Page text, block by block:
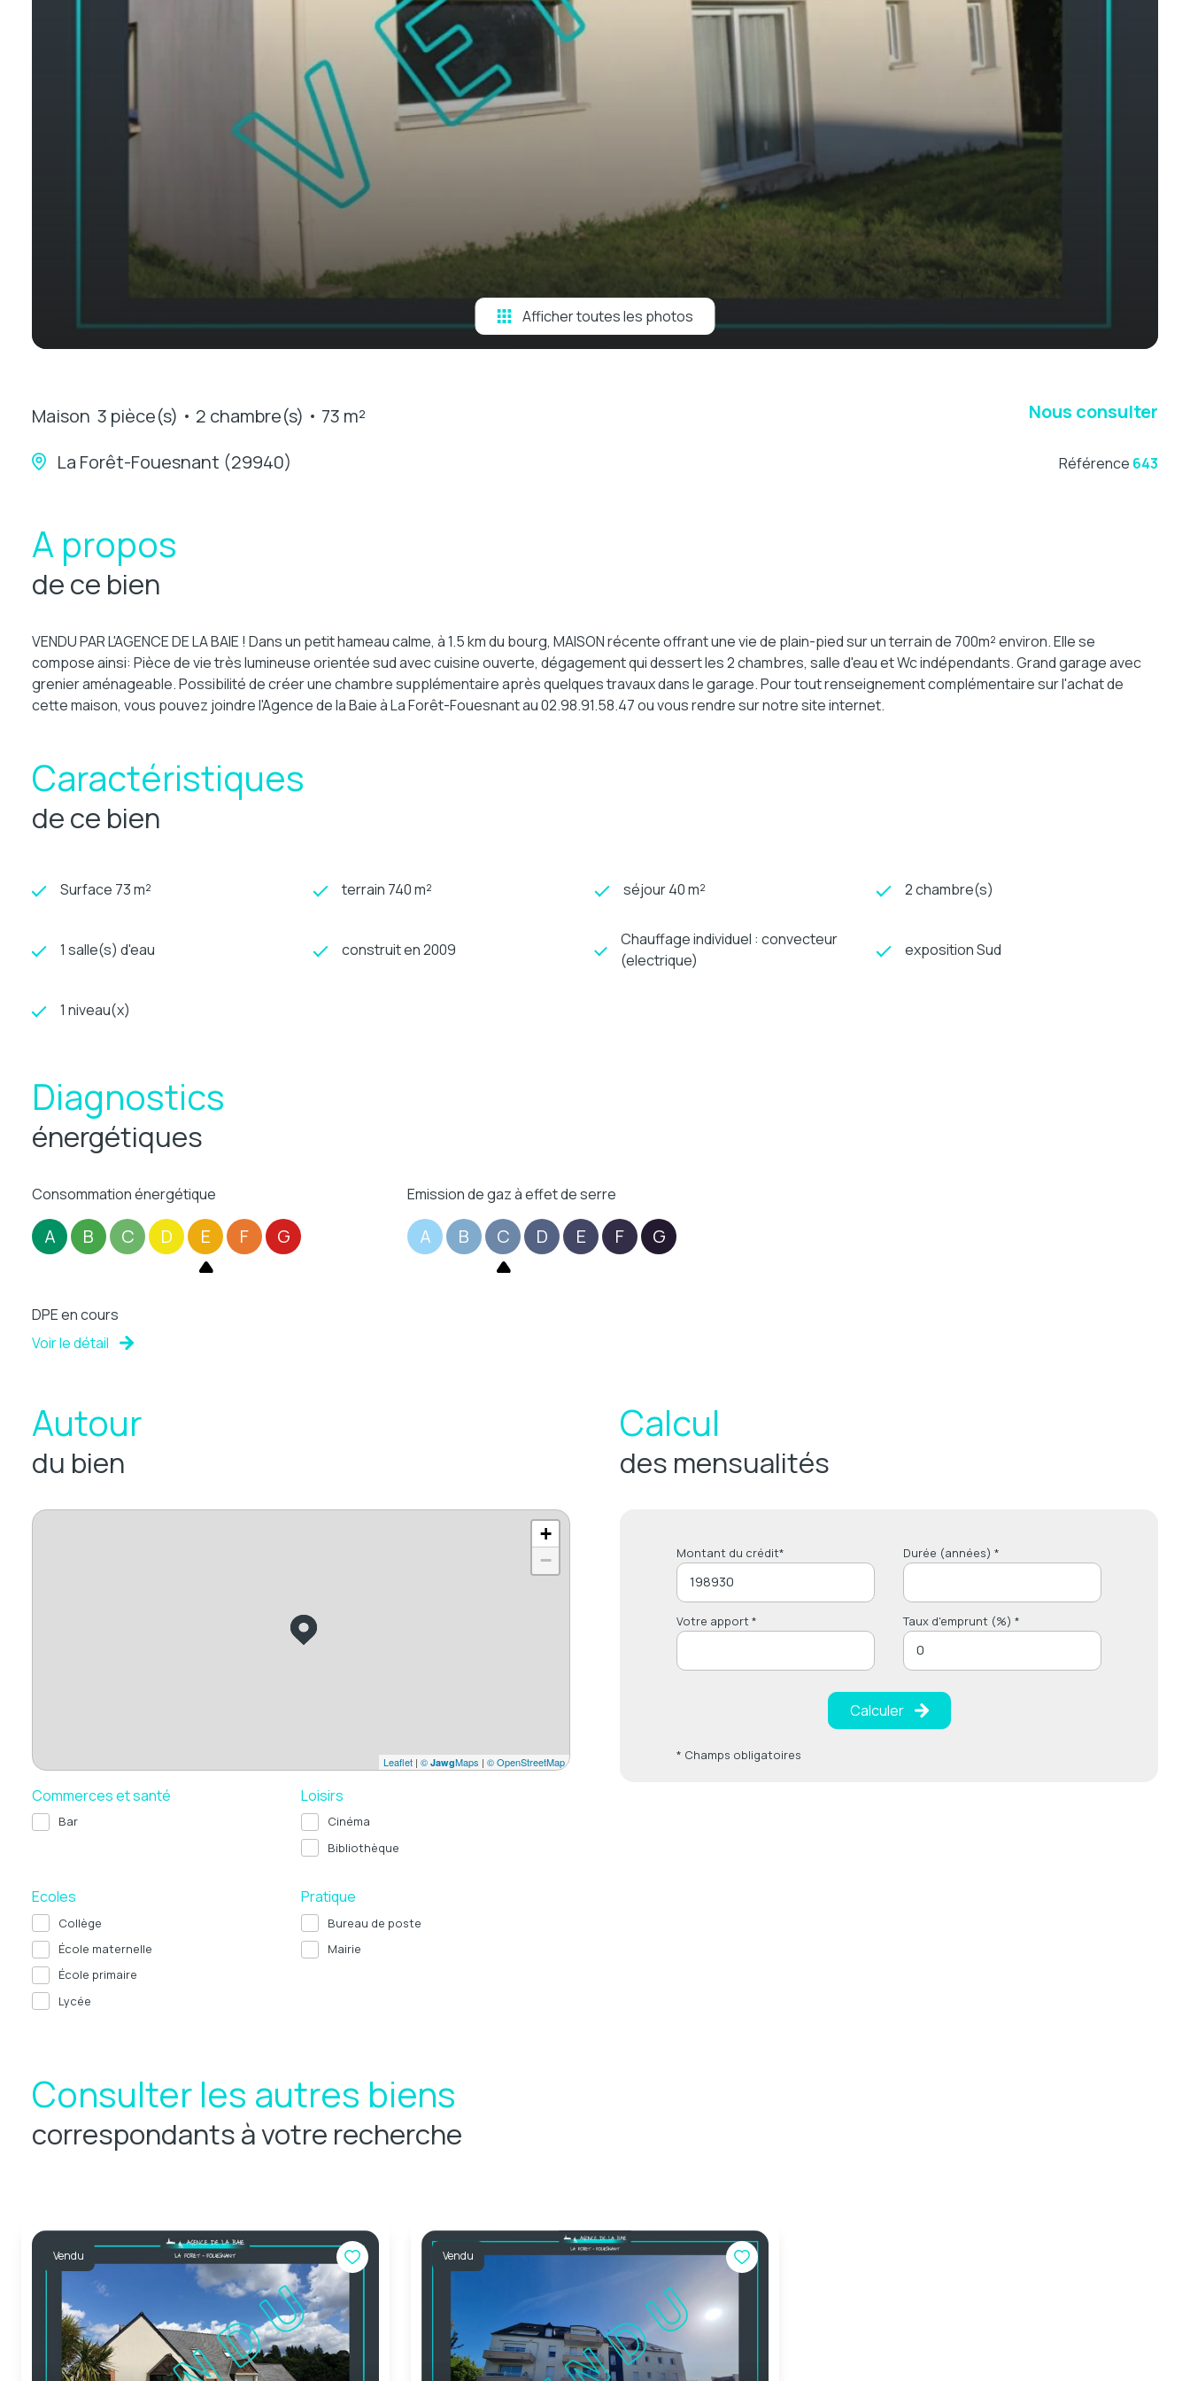
Afficher toutes les photos
Maison 3 pièce(s) 2 chambre(s)
73 m²
La Forêt-Fouesnant (29940)
Nous consulter
Référence 643
A propos
de ce bien
VENDU PAR L'AGENCE DE LA BAIE ! Dans un petit hameau calme, à 1.5 km du bourg, MAISON récente offrant une vie de plain-pied sur un terrain de 700m² environ. Elle se
compose ainsi: Pièce de vie très lumineuse orientée sud avec cuisine ouverte, dégagement qui dessert les 2 chambres, salle d'eau et Wc indépendants. Grand garage avec
grenier aménageable. Possibilité de créer une chambre supplémentaire après quelques travaux dans le garage. Pour tout renseignement complémentaire sur l'achat de
cette maison, vous pouvez joindre l'Agence de la Baie à La Forêt-Fouesnant au 02.98.91.58.47 ou vous rendre sur notre site internet.
Caractéristiques
de ce bien
Surface 73 m² terrain 740 m² séjour 40 m² 2 chambre(s)
1 salle(s) d'eau construit en 2009
Chauffage individuel : convecteur
(electrique)
exposition Sud
1 niveau(x)
Diagnostics
énergétiques
Consommation énergétique
A B C D E F G
Emission de gaz à effet de serre
A B C D E F G
DPE en cours
Voir le détail
Autour
du bien
+
−
Leaflet | © JawgMaps | © OpenStreetMap
Commerces et santé
Bar
Loisirs
Cinéma
Bibliothèque
Ecoles
Collège
École maternelle
École primaire
Lycée
Pratique
Bureau de poste
Mairie
Calcul
des mensualités
Montant du crédit* Durée (années) *
Votre apport * Taux d'emprunt (%) *
Calculer
* Champs obligatoires
Consulter les autres biens
correspondants à votre recherche
Vendu Vendu